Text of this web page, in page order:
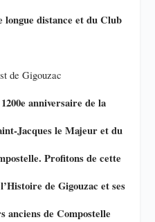
longue distance et du Club
de Gigouzac
anniversaire de la
Jacques le Majeur et du
Profitons de cette
de Gigouzac et ses
anciens de Compostelle